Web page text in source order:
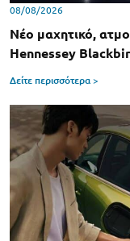
08/08/2026
Νέο μαχητικό,
Hennessey
Δείτε περισσότερα >